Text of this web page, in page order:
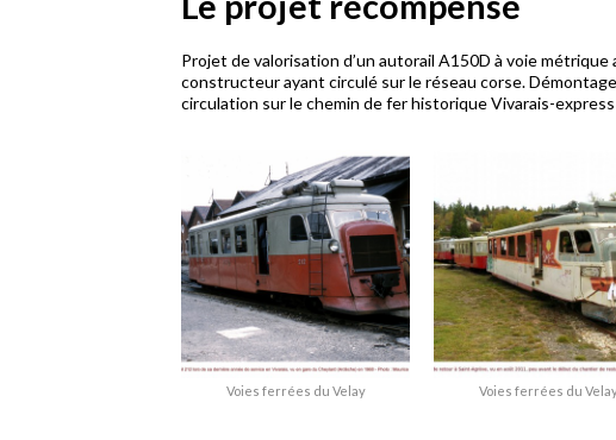
Projet de valorisation d’un autorail A150D à voie
constructeur ayant circulé sur le réseau corse.
circulation sur le chemin de fer historique Vivarais-
Voies ferrées du Velay Voies ferrées du